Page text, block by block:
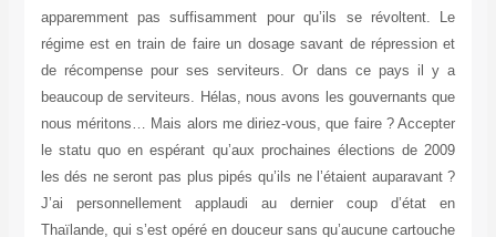
apparemment pas suffisamment pour qu’ils se révoltent. Le
régime est en train de faire un dosage savant de répression et
de récompense pour ses serviteurs. Or dans ce pays il y a
beaucoup de serviteurs. Hélas, nous avons les gouvernants que
nous méritons… Mais alors me diriez-vous, que faire ? Accepter
le statu quo en espérant qu’aux prochaines élections de 2009
les dés ne seront pas plus pipés qu’ils ne l’étaient auparavant ?
J’ai personnellement applaudi au dernier coup d’état en
Thaïlande, qui s’est opéré en douceur sans qu’aucune cartouche